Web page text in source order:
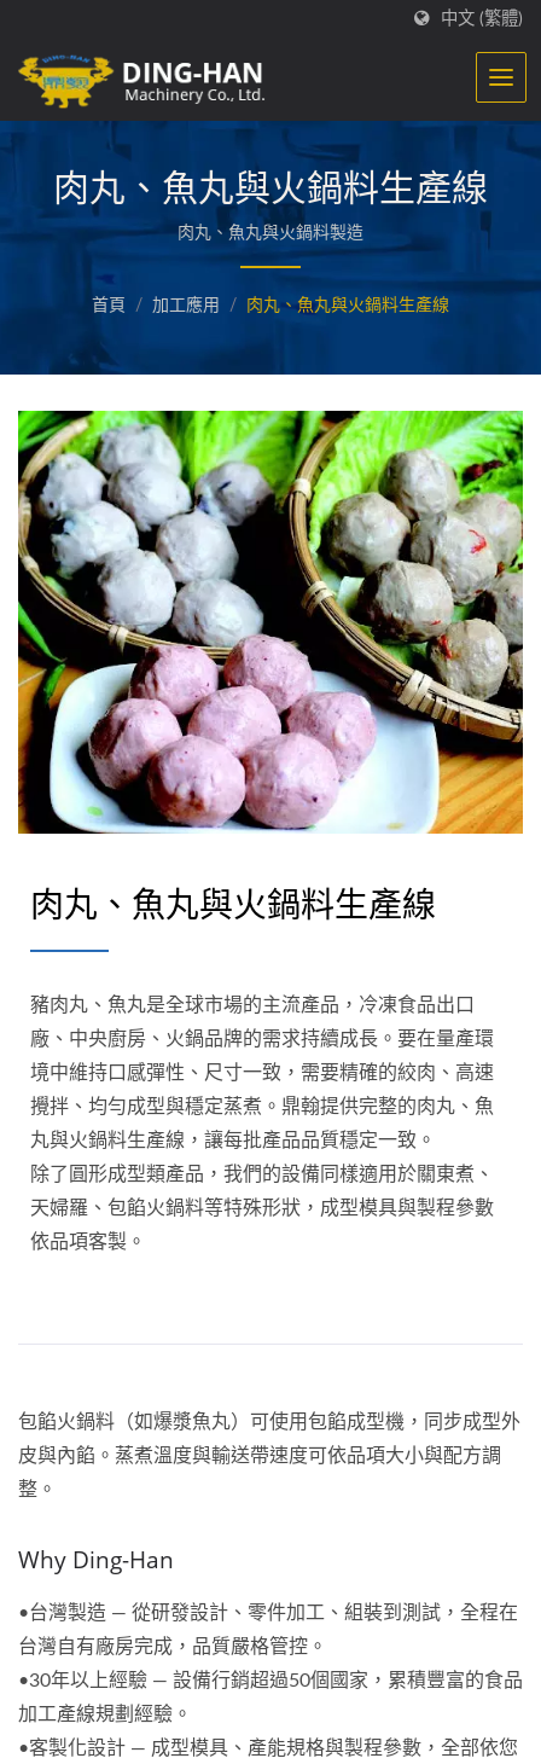
中文 (繁體)
肉丸、魚丸與火鍋料生產線
肉丸、魚丸與火鍋料製造
首頁 / 加工應用 / 肉丸、魚丸與火鍋料生產線
肉丸、魚丸與火鍋料生產線
豬肉丸、魚丸是全球市場的主流產品，冷凍食品出口
廠、中央廚房、火鍋品牌的需求持續成長。要在量產環
境中維持口感彈性、尺寸一致，需要精確的絞肉、高速
攪拌、均勻成型與穩定蒸煮。鼎翰提供完整的肉丸、魚
丸與火鍋料生產線，讓每批產品品質穩定一致。
除了圓形成型類產品，我們的設備同樣適用於關東煮、
天婦羅、包餡火鍋料等特殊形狀，成型模具與製程參數
依品項客製。
包餡火鍋料（如爆漿魚丸）可使用包餡成型機，同步成型外
皮與內餡。蒸煮溫度與輸送帶速度可依品項大小與配方調
整。
Why Ding-Han
•台灣製造 — 從研發設計、零件加工、組裝到測試，全程在
台灣自有廠房完成，品質嚴格管控。
•30年以上經驗 — 設備行銷超過50個國家，累積豐富的食品
加工產線規劃經驗。
•客製化設計 — 成型模具、產能規格與製程參數，全部依您